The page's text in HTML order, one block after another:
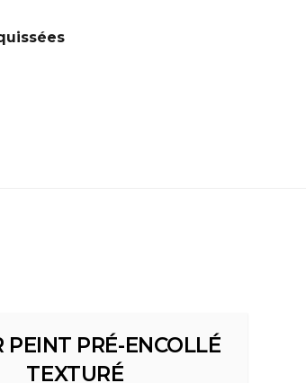
PEINT PRÉ-ENCOLLÉ
TEXTURÉ